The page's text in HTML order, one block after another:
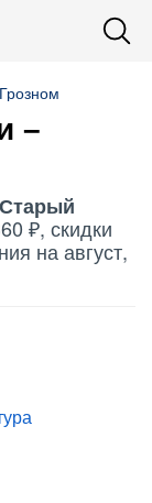
–
Старый
₽, скидки
на август,